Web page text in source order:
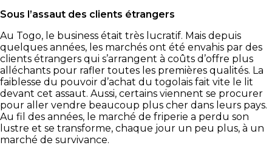
Sous l’assaut des clients étrangers
Au Togo, le business était très lucratif. Mais depuis
quelques années, les marchés ont été envahis par des
clients étrangers qui s’arrangent à coûts d’offre plus
alléchants pour rafler toutes les premières qualités. La
faiblesse du pouvoir d’achat du togolais fait vite le lit
devant cet assaut. Aussi, certains viennent se procurer
pour aller vendre beaucoup plus cher dans leurs pays.
Au fil des années, le marché de friperie a perdu son
lustre et se transforme, chaque jour un peu plus, à un
marché de survivance.